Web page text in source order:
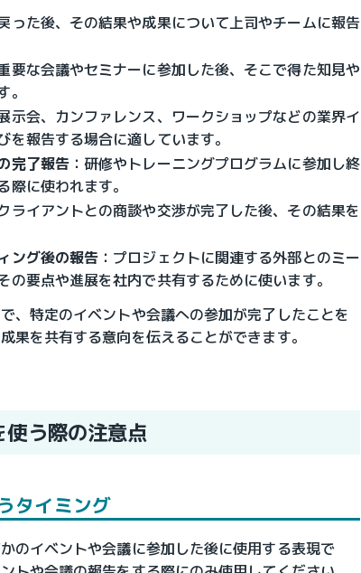
った後、その結果や成果について上司やチームに報告
要な会議やセミナーに参加した後、そこで得た知見や
示会、カンファレンス、ワークショップなどの業界イ
報告する場合に適しています。
完了報告：研修やトレーニングプログラムに参加し終
に使われます。
ライアントとの商談や交渉が完了した後、その結果を
ング後の報告 ： プロジェクトに関連する外部とのミー
要点や進展を社内で共有するために使います。
、特定のイベントや会議への参加が完了したことを
果を共有する意向を伝えることができます。
使う際の注意点
タイミング
のイベントや会議に参加した後に使用する表現で